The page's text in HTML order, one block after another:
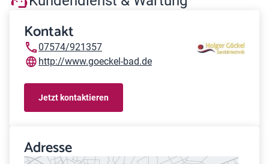
Kontakt
07574/921357
http://www.goeckel-bad.de
Jetzt kontaktieren
Adresse